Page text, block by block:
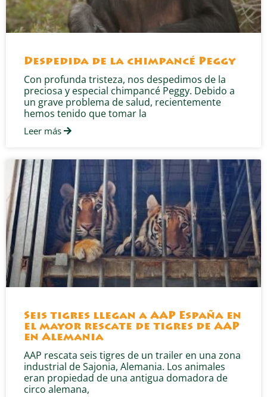
Despedida de la chimpancé Peggy
Con profunda tristeza, nos despedimos de la
preciosa y especial chimpancé Peggy. Debido a
un grave problema de salud, recientemente
hemos tenido que tomar la
Leer más
Seis tigres llegan a AAP España en
el mayor rescate de tigres de AAP
en Alemania
AAP rescata seis tigres de un trailer en una zona
industrial de Sajonia, Alemania. Los animales
eran propiedad de una antigua domadora de
circo alemana,